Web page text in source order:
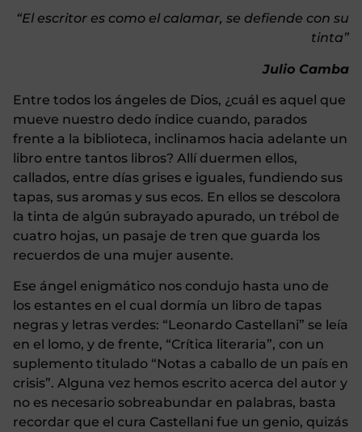
“El escritor es como el calamar, se defiende con su
tinta”
Julio Camba
Entre todos los ángeles de Dios, ¿cuál es aquel que
mueve nuestro dedo índice cuando, parados
frente a la biblioteca, inclinamos hacia adelante un
libro entre tantos libros? Allí duermen ellos,
callados, entre días grises e iguales, fundiendo sus
tapas, sus aromas y sus ecos. En ellos se descolora
la tinta de algún subrayado apurado, un trébol de
cuatro hojas, un pasaje de tren que guarda los
recuerdos de una mujer ausente.
Ese ángel enigmático nos condujo hasta uno de
los estantes en el cual dormía un libro de tapas
negras y letras verdes: “Leonardo Castellani” se leía
en el lomo, y de frente, “Crítica literaria”, con un
suplemento titulado “Notas a caballo de un país en
crisis”. Alguna vez hemos escrito acerca del autor y
no es necesario sobreabundar en palabras, basta
recordar que el cura Castellani fue un genio, quizás